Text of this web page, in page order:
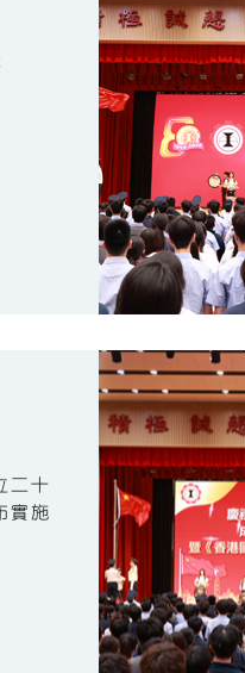
二十
實施